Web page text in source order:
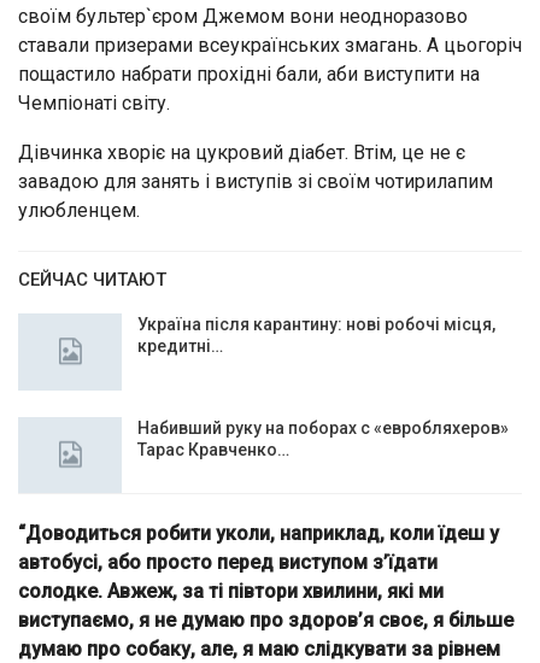
своїм бультер`єром Джемом вони неодноразово
ставали призерами всеукраїнських змагань. А цьогоріч
пощастило набрати прохідні бали, аби виступити на
Чемпіонаті світу.
Дівчинка хворіє на цукровий діабет. Втім, це не є
завадою для занять і виступів зі своїм чотирилапим
улюбленцем.
СЕЙЧАС ЧИТАЮТ
Україна після карантину: нові робочі місця,
кредитні…
Набивший руку на поборах с «евробляхеров»
Тарас Кравченко…
“Доводиться робити уколи, наприклад, коли їдеш у
автобусі, або просто перед виступом з’їдати
солодке. Авжеж, за ті півтори хвилини, які ми
виступаємо, я не думаю про здоров’я своє, я більше
думаю про собаку, але, я маю слідкувати за рівнем